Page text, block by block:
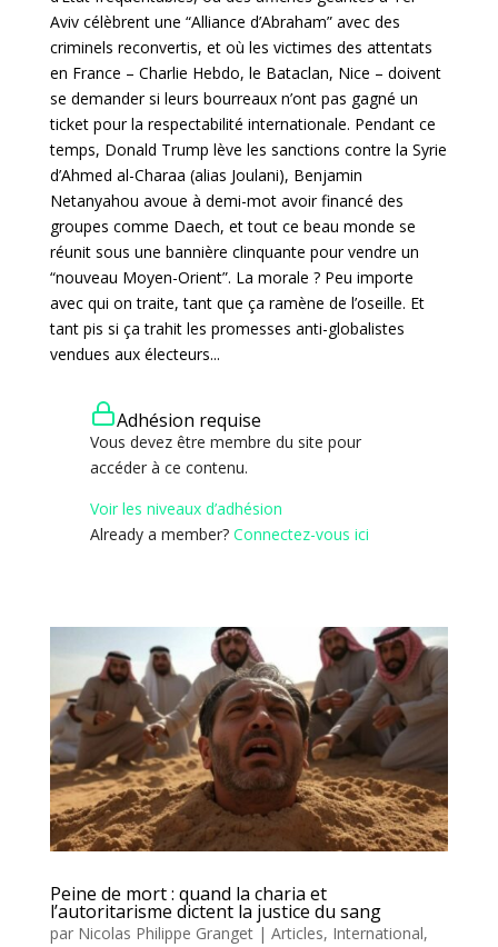
Aviv célèbrent une “Alliance d’Abraham” avec des
criminels reconvertis, et où les victimes des attentats
en France – Charlie Hebdo, le Bataclan, Nice – doivent
se demander si leurs bourreaux n’ont pas gagné un
ticket pour la respectabilité internationale. Pendant ce
temps, Donald Trump lève les sanctions contre la Syrie
d’Ahmed al-Charaa (alias Joulani), Benjamin
Netanyahou avoue à demi-mot avoir financé des
groupes comme Daech, et tout ce beau monde se
réunit sous une bannière clinquante pour vendre un
“nouveau Moyen-Orient”. La morale ? Peu importe
avec qui on traite, tant que ça ramène de l’oseille. Et
tant pis si ça trahit les promesses anti-globalistes
vendues aux électeurs...
Adhésion requise
Vous devez être membre du site pour
accéder à ce contenu.
Voir les niveaux d’adhésion
Already a member? Connectez-vous ici
Peine de mort : quand la charia et
l’autoritarisme dictent la justice du sang
par Nicolas Philippe Granget| Articles, International,